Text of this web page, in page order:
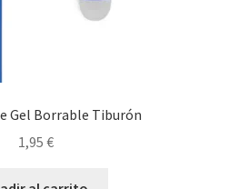
Gel Borrable Tiburón
1,95 €